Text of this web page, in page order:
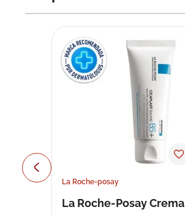
La Roche-posay
La Roche-Posay Crema